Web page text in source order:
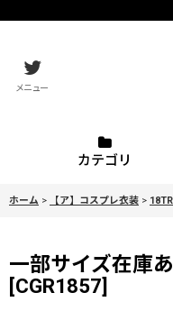
メニュー
カテゴリ
ホーム > 【ア】コスプレ衣装 >
一部サイズ在
[CGR1857]